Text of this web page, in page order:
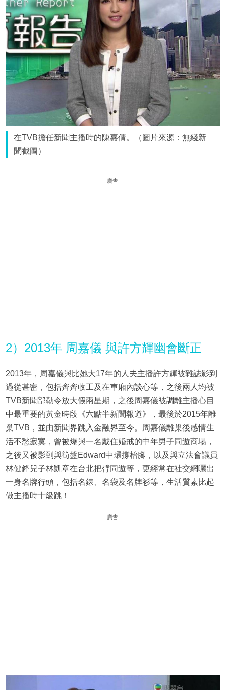
在TVB擔任新聞主播時的陳嘉倩。（圖片來源：無綫新
聞截圖）
廣告
2）2013年 周嘉儀 與許方輝幽會斷正
2013年，周嘉儀與比她大17年的人夫主播許方輝被雜誌影到
過從甚密，包括齊齊收工及在車廂內談心等，之後兩人均被
TVB新聞部勒令放大假兩星期，之後周嘉儀被調離主播心目
中最重要的黃金時段《六點半新聞報道》，最後於2015年離
巢TVB，並由新聞界跳入金融界至今。周嘉儀離巢後感情生
活不愁寂寞，曾被爆與一名戴住婚戒的中年男子同遊商場，
之後又被影到與筍盤Edward中環撐枱腳，以及與立法會議員
林健鋒兒子林凱章在台北把臂同遊等，更經常在社交網曬出
一身名牌行頭，包括名錶、名袋及名牌衫等，生活質素比起
做主播時十級跳！
廣告